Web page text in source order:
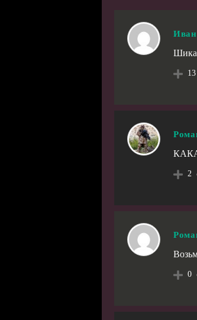
Иван
13
2
0